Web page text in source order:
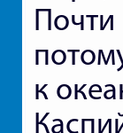
к